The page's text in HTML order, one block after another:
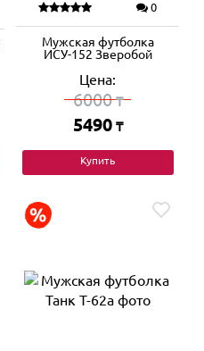
0
Мужская футболка
ИСУ-152 Зверобой
Цена:
6000₸
5490 ₸
Купить